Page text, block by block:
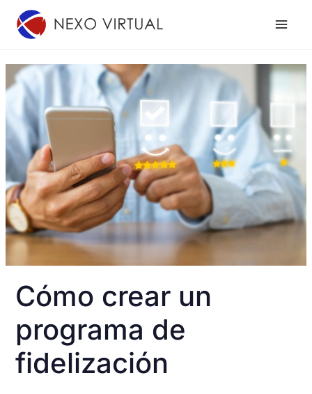
Cómo crear un
programa de
fidelización